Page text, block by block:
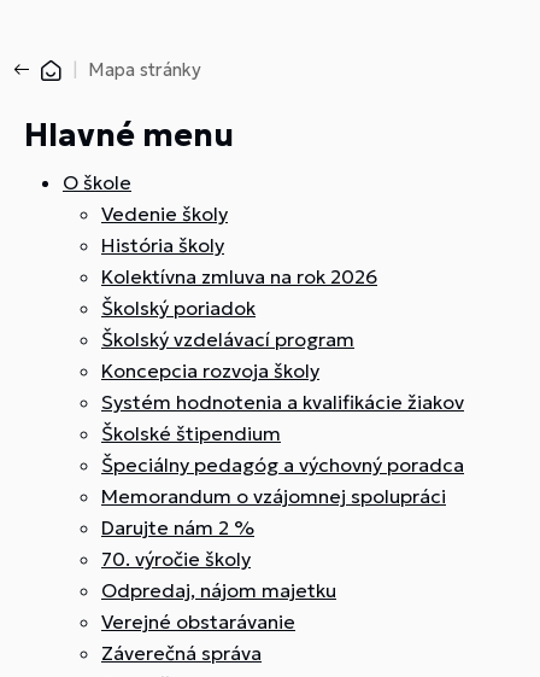
Mapa stránky
Hlavné menu
O škole
Vedenie školy
História školy
Kolektívna zmluva na rok 2026
Školský poriadok
Školský vzdelávací program
Koncepcia rozvoja školy
Systém hodnotenia a kvalifikácie žiakov
Školské štipendium
Špeciálny pedagóg a výchovný poradca
Memorandum o vzájomnej spolupráci
Darujte nám 2 %
70. výročie školy
Odpredaj, nájom majetku
Verejné obstarávanie
Záverečná správa